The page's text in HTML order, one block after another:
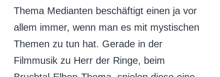
Thema Medianten beschäftigt einen ja vor
allem immer, wenn man es mit mystischen
Themen zu tun hat. Gerade in der
Filmmusik zu Herr der Ringe, beim